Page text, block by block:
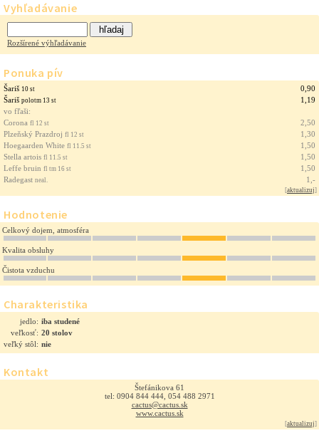
Vyhľadávanie
Rozšírené výhľadávanie
Ponuka pív
Šariš 10 st
0,90
Šariš polotm 13 st
1,19
vo fľaši:
Corona fl 12 st
2,50
Plzeňský Prazdroj fl 12 st
1,30
Hoegaarden White fl 11.5 st
1,50
Stella artois fl 11.5 st
1,50
Leffe bruin fl tm 16 st
1,50
Radegast neal. 1,-
[aktualizuj]
Hodnotenie
Celkový dojem, atmosféra
Kvalita obsluhy
Čistota vzduchu
Charakteristika
jedlo: iba studené
veľkosť: 20 stolov
veľký stôl: nie
Kontakt
Štefánikova 61
tel: 0904 844 444, 054 488 2971
cactus@cactus.sk
www.cactus.sk
[aktualizuj]